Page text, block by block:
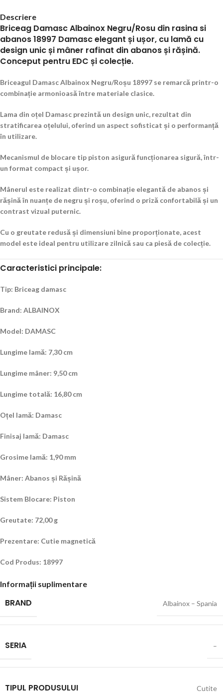
Descriere
Briceag Damasc Albainox Negru/Rosu din rasina si
abanos 18997 Damasc elegant și ușor, cu lamă cu
design unic și mâner rafinat din abanos și rășină.
Conceput pentru EDC și colecție.
Briceagul Damasc Albainox Negru/Roșu 18997 se remarcă printr-o
combinație armonioasă între materiale clasice.
Lama din oțel Damasc prezintă un design unic, rezultat din
stratificarea oțelului, oferind un aspect sofisticat și o performanță
în utilizare.
Mecanismul de blocare tip piston asigură funcționarea sigură, într-
un format compact și ușor.
Mânerul este realizat dintr-o combinație elegantă de abanos și
rășină în nuanțe de negru și roșu, oferind o priză confortabilă și un
contrast vizual puternic.
Cu o greutate redusă și dimensiuni bine proporționate, acest
model este ideal pentru utilizare zilnică sau ca piesă de colecție.
Caracteristici principale:
Tip: Briceag damasc
Brand: ALBAINOX
Model: DAMASC
Lungime lamă: 7,30 cm
Lungime mâner: 9,50 cm
Lungime totală: 16,80 cm
Oțel lamă: Damasc
Finisaj lamă: Damasc
Grosime lamă: 1,90 mm
Mâner: Abanos și Rășină
Sistem Blocare: Piston
Greutate: 72,00 g
Prezentare: Cutie magnetică
Cod Produs: 18997
Informații suplimentare
BRAND Albainox – Spania
SERIA –
TIPUL PRODUSULUI Cutite